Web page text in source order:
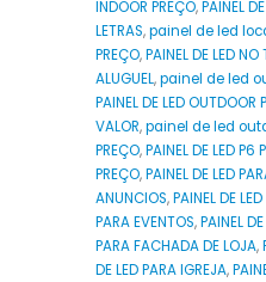
INDOOR PREÇO,PAINEL
LETRAS,painel de led
PREÇO,PAINEL DE LED NO
ALUGUEL,painel de led
PAINEL DE LED OUTDOOR
VALOR,painel de led
PREÇO,PAINEL DE LED P6
PREÇO,PAINEL DE LED
ANUNCIOS,PAINEL DE
PARA EVENTOS,PAINEL
PARA FACHADA DE LOJA,
DE LED PARA IGREJA,